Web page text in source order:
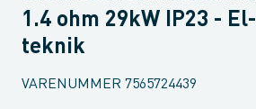
1.4 ohm 29kW IP23 - El-
teknik
VARENUMMER 7565724439